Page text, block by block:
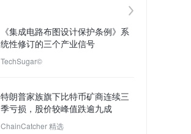
《集成电路布图设计保护条例》系
统性修订的三个产业信号
TechSugar©
特朗普家族旗下比特币矿商连续三
季亏损，股价较峰值跌逾九成
ChainCatcher 精选